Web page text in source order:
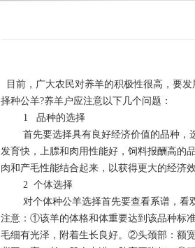
目前，广大农民对养羊的积极性很高，要
择种公羊?养羊户应注意以下几个问题：
1 品种的选择
首先要选择具有良好经济价值的品种，选
发育快，上膘和肉用性能好，饲料报酬高的
肉和产毛性能结合起来，以获得更大的经济
2 个体选择
对个体种公羊选择首先要查看系谱，看双
注意：①该羊的体格和体重要达到该品种标
毛细有光泽，附着生长良好。②头颈部：额